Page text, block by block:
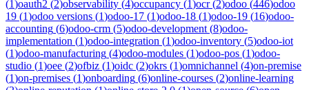
(1)oauth2 (2)observability (4)occupancy (1)ocr(2)odoo (446)odoo
19 (1)odoo versions (1)odoo-17 (1)odoo-18 (1)odoo-19 (16)odoo-
accounting (6)odoo-crm (5)odoo-development (8)odoo-
implementation (1)odoo-integration (1)odoo-inventory (5)odoo-iot
(1)odoo-manufacturing (4)odoo-modules (1)odoo-pos (1)odoo-
studio (1)oee (2)ofbiz (1)oidc (2)okrs (1)omnichannel (4)on-premise
(1)on-premises (1)onboarding (6)online-courses (2)online-learning